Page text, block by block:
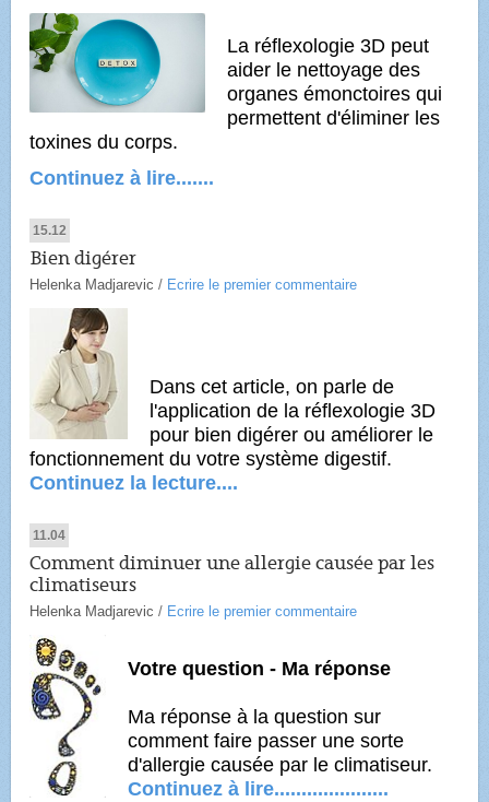
La réflexologie 3D peut
aider le nettoyage des
organes émonctoires qui
permettent d'éliminer les
toxines du corps.
Continuez à ire.......
15.12
Bien digérer
Helenka Madjarevic / Ecrire le premier commentaire
Dans cet article, on parle de
l'application de la réflexologie 3D
pour bien digérer ou améliorer le
fonctionnement du votre système digestif.
Continuez la lecture....
11.04
Comment diminuer une allergie causée par les
climatiseurs
Helenka Madjarevic / Ecrire le premier commentaire
Votre question - Ma réponse
Ma réponse à la question sur
comment faire passer une sorte
d'allergie causée par le climatiseur.
Continuez à lire.....................